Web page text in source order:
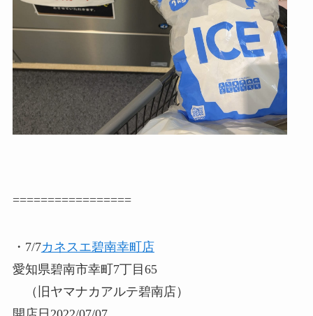
=================
・7/7カネスエ碧南幸町店
愛知県碧南市幸町7丁目65
（旧ヤマナカアルテ碧南店）